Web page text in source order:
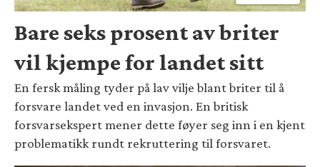
Bare seks prosent av briter
vil kjempe for landet sitt
En fersk måling tyder på lav vilje blant briter til å
forsvare landet ved en invasjon. En britisk
forsvarsekspert mener dette føyer seg inn i en kjent
problematikk rundt rekruttering til forsvaret.